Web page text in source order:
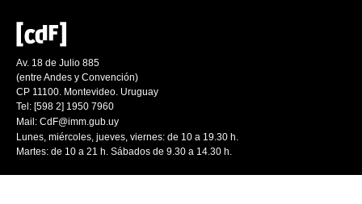
Av. 18 de Julio 885
(entre Andes y Convención)
CP 11100. Montevideo. Uruguay
Tel: [598 2] 1950 7960
Mail: CdF@imm.gub.uy
Lunes, miércoles, jueves, viernes: de 10 a 19.30 h.
Martes: de 10 a 21 h. Sábados de 9.30 a 14.30 h.